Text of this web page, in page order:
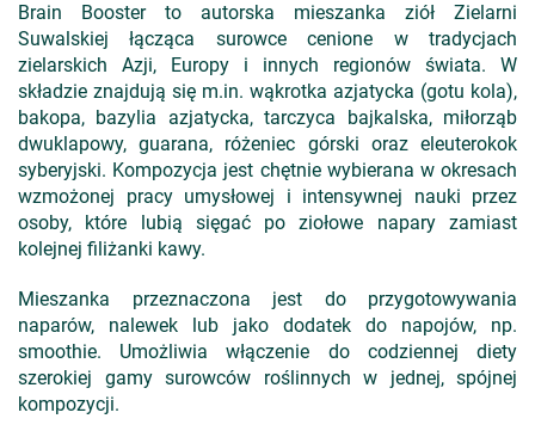
Brain Booster to autorska mieszanka ziół Zielarni
Suwalskiej łącząca surowce cenione w tradycjach
zielarskich Azji, Europy i innych regionów świata. W
składzie znajdują się m.in. wąkrotka azjatycka (gotu kola),
bakopa, bazylia azjatycka, tarczyca bajkalska, miłorząb
dwuklapowy, guarana, różeniec górski oraz eleuterokok
syberyjski. Kompozycja jest chętnie wybierana w okresach
wzmożonej pracy umysłowej i intensywnej nauki przez
osoby, które lubią sięgać po ziołowe napary zamiast
kolejnej filiżanki kawy.
Mieszanka przeznaczona jest do przygotowywania
naparów, nalewek lub jako dodatek do napojów, np.
smoothie. Umożliwia włączenie do codziennej diety
szerokiej gamy surowców roślinnych w jednej, spójnej
kompozycji.